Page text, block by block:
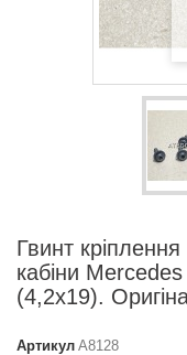
Гвинт
кабіни
(4,2x19).
Артикул A8128